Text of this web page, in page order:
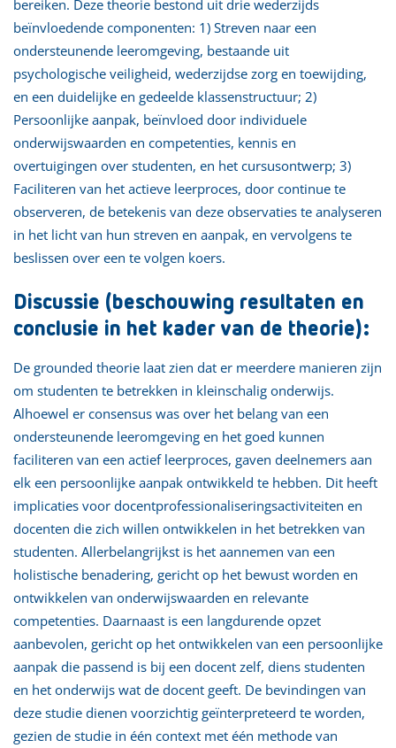
bereiken. Deze theorie bestond uit drie wederzijds
beïnvloedende componenten: 1) Streven naar een
ondersteunende leeromgeving, bestaande uit
psychologische veiligheid, wederzijdse zorg en toewijding,
en een duidelijke en gedeelde klassenstructuur; 2)
Persoonlijke aanpak, beïnvloed door individuele
onderwijswaarden en competenties, kennis en
overtuigingen over studenten, en het cursusontwerp; 3)
Faciliteren van het actieve leerproces, door continue te
observeren, de betekenis van deze observaties te analyseren
in het licht van hun streven en aanpak, en vervolgens te
beslissen over een te volgen koers.
Discussie (beschouwing resultaten en
conclusie in het kader van de theorie):
De grounded theorie laat zien dat er meerdere manieren zijn
om studenten te betrekken in kleinschalig onderwijs.
Alhoewel er consensus was over het belang van een
ondersteunende leeromgeving en het goed kunnen
faciliteren van een actief leerproces, gaven deelnemers aan
elk een persoonlijke aanpak ontwikkeld te hebben. Dit heeft
implicaties voor docentprofessionaliseringsactiviteiten en
docenten die zich willen ontwikkelen in het betrekken van
studenten. Allerbelangrijkst is het aannemen van een
holistische benadering, gericht op het bewust worden en
ontwikkelen van onderwijswaarden en relevante
competenties. Daarnaast is een langdurende opzet
aanbevolen, gericht op het ontwikkelen van een persoonlijke
aanpak die passend is bij een docent zelf, diens studenten
en het onderwijs wat de docent geeft. De bevindingen van
deze studie dienen voorzichtig geïnterpreteerd te worden,
gezien de studie in één context met één methode van